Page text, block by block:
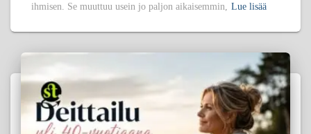
ihmisen. Se muuttuu usein jo paljon aikaisemmin,
Lue lisää